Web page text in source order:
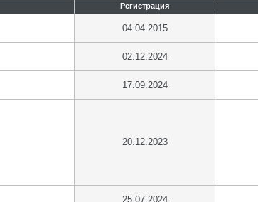
Регистрация
04.04.2015
02.12.2024
17.09.2024
20.12.2023
25.07.2024